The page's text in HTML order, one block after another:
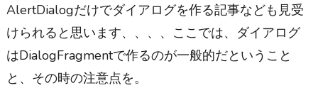
AlertDialogだけでダイアログを作る記事なども見受
けられると思います、、、、ここでは、ダイアログ
はDialogFragmentで作るのが一般的だということ
と、その時の注意点を。